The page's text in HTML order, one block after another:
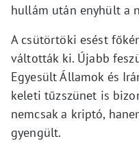
hullám után enyhült a
A csütörtöki esést
váltották ki. Újabb
Egyesült Államok és
keleti tűzszünet is
nemcsak a kriptó,
gyengült.